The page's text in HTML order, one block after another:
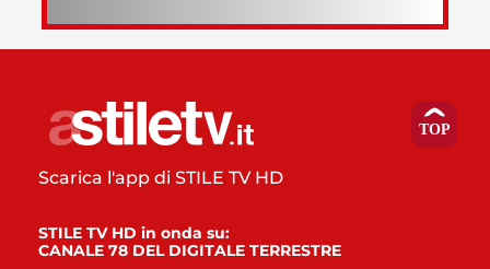
Scarica l'app di STILE TV HD
STILE TV HD in onda su:
CANALE 78 DEL DIGITALE TERRESTRE